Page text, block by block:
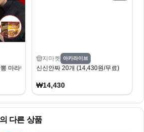
마라탕 9개 골라담기(2개 증정)
지마켓 아카라이브
신신안짜 20개 (14,430원/무료)
₩14,430
다른 상품